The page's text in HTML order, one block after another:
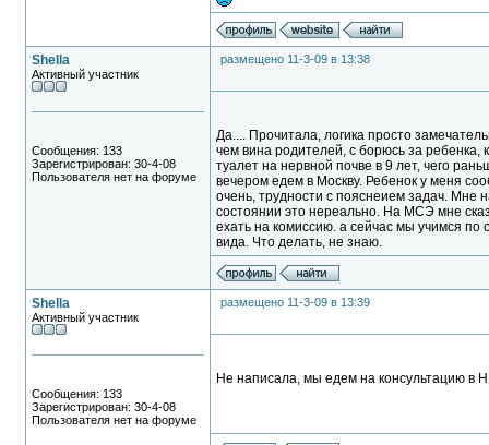
Shella
Активный участник
Сообщения: 133
Зарегистрирован: 30-4-08
Пользователя нет на форуме
размещено 11-3-09 в 13:38
Да.... Прочитала, логика просто
чем вина родителей, с борюсь за ребенка,
туалет на нервной почве в 9 лет, чего
вечером едем в Москву. Ребенок у меня
очень, трудности с пояснеием задач.
состоянии это нереально. На МСЭ мне
ехать на комиссию. а сейчас мы учимся по
вида. Что делать, не знаю.
Shella
Активный участник
Сообщения: 133
Зарегистрирован: 30-4-08
Пользователя нет на форуме
размещено 11-3-09 в 13:39
Не написала, мы едем на консультацию в